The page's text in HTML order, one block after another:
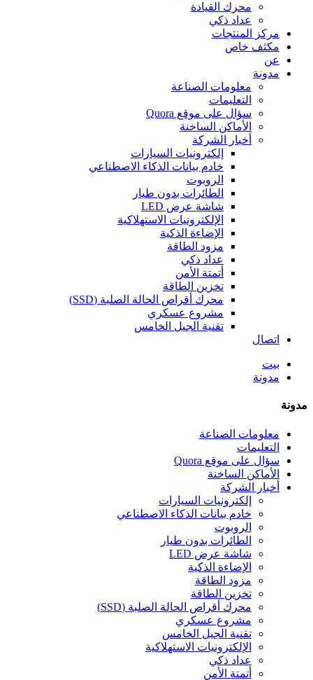
محرك القيادة
عداد ذكي
مركز المنتجات
مكثف خاص
عن
مدونة
معلومات الصناعة
التعليمات
سؤال على موقع Quora
الأماكن الساخنة
أخبار الشركة
إلكترونيات السيارات
خادم بيانات الذكاء الاصطناعي
الروبوت
الطائرات بدون طيار
شاشة عرض LED
الإلكترونيات الاستهلاكية
الإضاءة الذكية
مزود الطاقة
عداد ذكي
أتمتة الأمن
تخزين الطاقة
محرك أقراص الحالة الصلبة (SSD)
مشروع عسكري
تقنية الجيل الخامس
اتصال
بيت
مدونة
مدونة
معلومات الصناعة
التعليمات
سؤال على موقع Quora
الأماكن الساخنة
أخبار الشركة
إلكترونيات السيارات
خادم بيانات الذكاء الاصطناعي
الروبوت
الطائرات بدون طيار
شاشة عرض LED
الإضاءة الذكية
مزود الطاقة
تخزين الطاقة
محرك أقراص الحالة الصلبة (SSD)
مشروع عسكري
تقنية الجيل الخامس
الإلكترونيات الاستهلاكية
عداد ذكي
أتمتة الأمن